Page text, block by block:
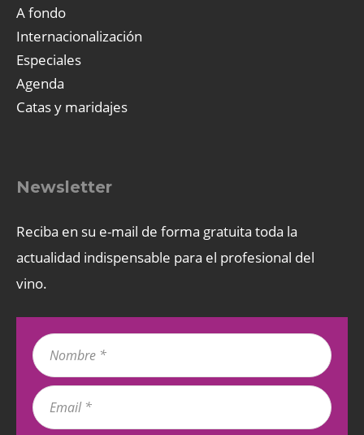
A fondo
Internacionalización
Especiales
Agenda
Catas y maridajes
Newsletter
Reciba en su e-mail de forma gratuita toda la
actualidad indispensable para el profesional del
vino.